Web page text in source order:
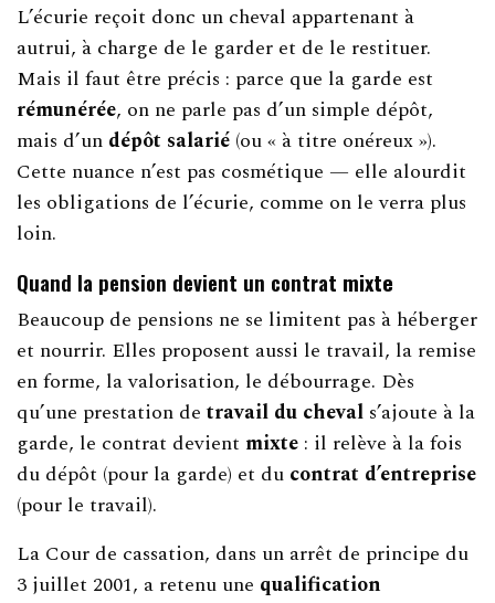
L’écurie reçoit donc un cheval appartenant à
autrui, à charge de le garder et de le restituer.
Mais il faut être précis : parce que la garde est
rémunérée, on ne parle pas d’un simple dépôt,
mais d’un dépôt salarié (ou « à titre onéreux »).
Cette nuance n’est pas cosmétique — elle alourdit
les obligations de l’écurie, comme on le verra plus
loin.
Quand la pension devient un contrat mixte
Beaucoup de pensions ne se limitent pas à héberger
et nourrir. Elles proposent aussi le travail, la remise
en forme, la valorisation, le débourrage. Dès
qu’une prestation detravail du cheval s’ajoute à la
garde, le contrat devient mixte : il relève à la fois
du dépôt (pour la garde) et du contrat d’entreprise
(pour le travail).
La Cour de cassation, dans un arrêt de principe du
3 juillet 2001, a retenu une qualification